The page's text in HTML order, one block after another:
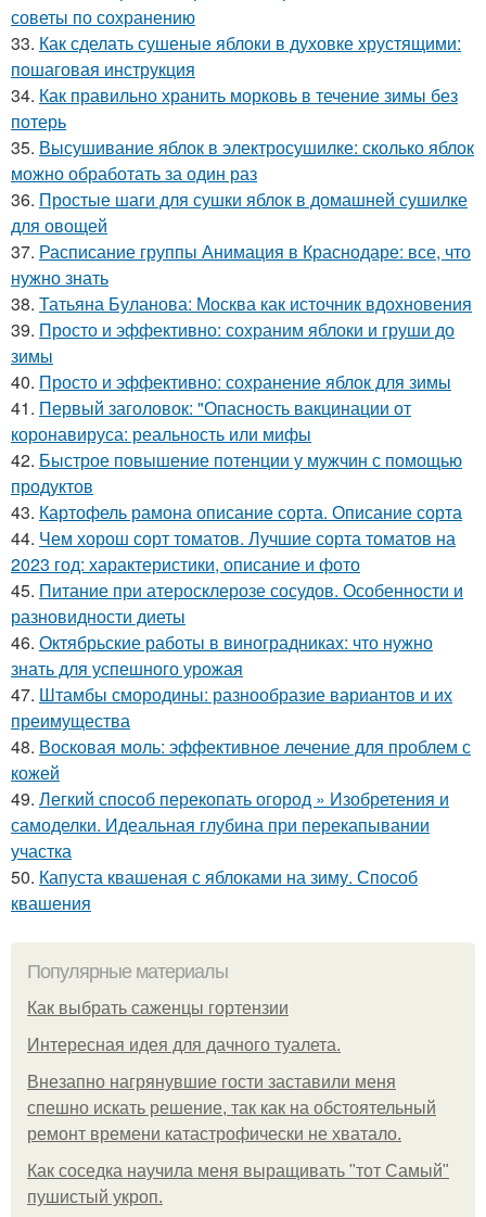
советы по сохранению
33. Как сделать сушеные яблоки в духовке хрустящими:
пошаговая инструкция
34. Как правильно хранить морковь в течение зимы без
потерь
35. Высушивание яблок в электросушилке: сколько яблок
можно обработать за один раз
36. Простые шаги для сушки яблок в домашней сушилке
для овощей
37. Расписание группы Анимация в Краснодаре: все, что
нужно знать
38. Татьяна Буланова: Москва как источник вдохновения
39. Просто и эффективно: сохраним яблоки и груши до
зимы
40. Просто и эффективно: сохранение яблок для зимы
41. Первый заголовок: "Опасность вакцинации от
коронавируса: реальность или мифы
42. Быстрое повышение потенции у мужчин с помощью
продуктов
43. Картофель рамона описание сорта. Описание сорта
44. Чем хорош сорт томатов. Лучшие сорта томатов на
2023 год: характеристики, описание и фото
45. Питание при атеросклерозе сосудов. Особенности и
разновидности диеты
46. Октябрьские работы в виноградниках: что нужно
знать для успешного урожая
47. Штамбы смородины: разнообразие вариантов и их
преимущества
48. Восковая моль: эффективное лечение для проблем с
кожей
49. Легкий способ перекопать огород » Изобретения и
самоделки. Идеальная глубина при перекапывании
участка
50. Капуста квашеная с яблоками на зиму. Способ
квашения
Популярные материалы
Как выбрать саженцы гортензии
Интересная идея для дачного туалета.
Внезапно нагрянувшие гости заставили меня
спешно искать решение, так как на обстоятельный
ремонт времени катастрофически не хватало.
Как соседка научила меня выращивать "тот Самый"
пушистый укроп.